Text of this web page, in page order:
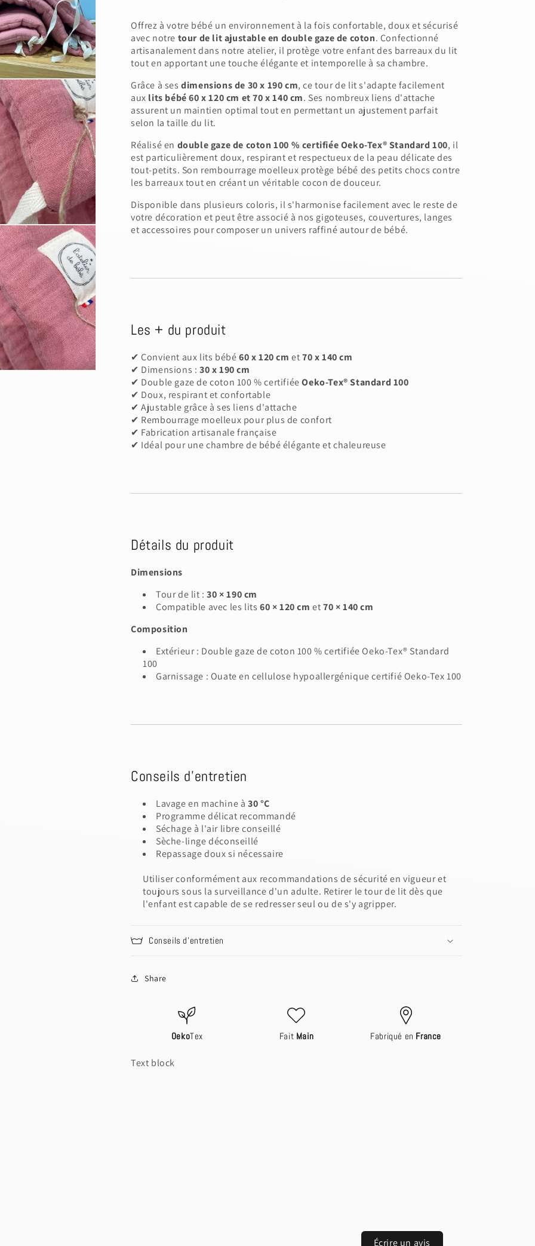
Discard Edit design Save as draft Add to cart
Rose
thé
Rose
thé
Offrez à votre bébé un environnement à la fois confortable, doux et sécurisé
avec notre tour de lit ajustable en double gaze de coton. Confectionné
artisanalement dans notre atelier, il protège votre enfant des barreaux du lit
tout en apportant une touche élégante et intemporelle à sa chambre.
Grâce à sesdimensions de 30 x 190 cm, ce tour de lit s'adapte facilement
aux lits bébé 60 x 120 cm et 70 x 140 cm. Ses nombreux liens d'attache
assurent un maintien optimal tout en permettant un ajustement parfait
selon la taille du lit.
Réalisé en double gaze de coton 100 % certifiée Oeko-Tex® Standard 100, il
est particulièrement doux, respirant et respectueux de la peau délicate des
tout-petits. Son rembourrage moelleux protège bébé des petits chocs contre
les barreaux tout en créant un véritable cocon de douceur.
Disponible dans plusieurs coloris, il s'harmonise facilement avec le reste de
votre décoration et peut être associé à nos gigoteuses, couvertures, langes
et accessoires pour composer un univers raffiné autour de bébé.
Les + du produit
✔ Convient aux lits bébé60 x 120 cm et70 x 140 cm
✔ Dimensions : 30 x 190 cm
✔ Double gaze de coton 100 % certifiéeOeko-Tex® Standard 100
✔ Doux, respirant et confortable
✔ Ajustable grâce à ses liens d'attache
✔ Rembourrage moelleux pour plus de confort
✔ Fabrication artisanale française
✔ Idéal pour une chambre de bébé élégante et chaleureuse
Détails du produit
Dimensions
Tour de lit :30 × 190 cm
Compatible avec les lits 60 × 120 cm et70 × 140 cm
Composition
Extérieur : Double gaze de coton 100 % certifiée Oeko-Tex® Standard
100
Garnissage : Ouate en cellulose hypoallergénique certifié Oeko-Tex 100
Conseils d'entretien
Lavage en machine à 30 °C
Programme délicat recommandé
Séchage à l'air libre conseillé
Sèche-linge déconseillé
Repassage doux si nécessaire
Utiliser conformément aux recommandations de sécurité en vigueur et
toujours sous la surveillance d'un adulte. Retirer le tour de lit dès que
l'enfant est capable de se redresser seul ou de s'y agripper.
Conseils d'entretien
Share
OekoTex Fait Main Fabriqué en France
Text block
Écrire un avis